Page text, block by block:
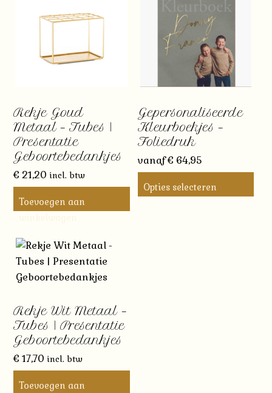
Rekje Goud
Metaal – Tubes |
Presentatie
Geboortebedankjes
€ 21,20 incl. btw
Toevoegen aan
Gepersonaliseerde
Kleurboekjes –
Foliedruk
vanaf€ 64,95
Opties selecteren
Rekje Wit Metaal –
Tubes | Presentatie
Geboortebedankjes
€ 17,70 incl. btw
Toevoegen aan